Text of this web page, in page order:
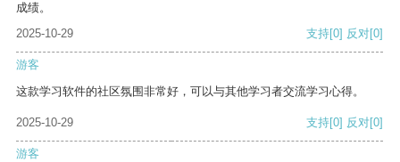
成绩。
2025-10-29
支持[0] 反对[0]
游客
这款学习软件的社区氛围非常好，可以与其他学习者交流学习心得。
2025-10-29 支持[0] 反对[0]
游客